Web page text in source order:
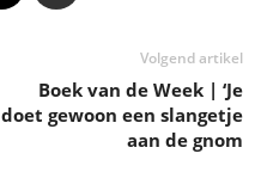
Volgend artikel
Boek van de Week | ‘Je
doet gewoon een slangetje
aan de gnom